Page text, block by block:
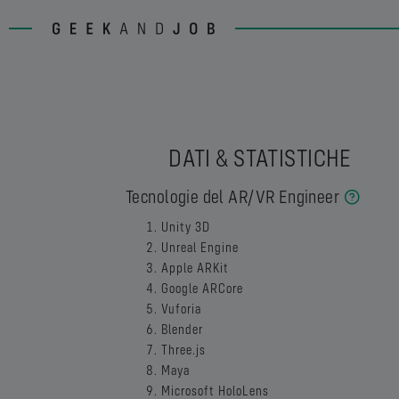
DATI & STATISTICHE
Tecnologie del AR/VR Engineer
Unity 3D
Unreal Engine
Apple ARKit
Google ARCore
Vuforia
Blender
Three.js
Maya
Microsoft HoloLens